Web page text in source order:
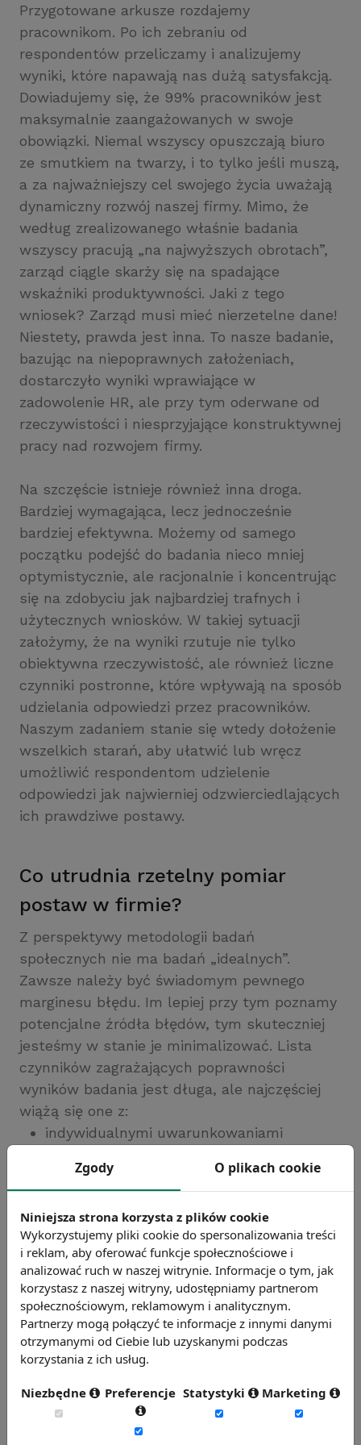
Przygotowane arkusze rozdajemy
pracownikom. Po ich zebraniu od
respondentów przeliczamy i analizujemy
wyniki, które napawają nas dużą satysfakcją.
Dowiadujemy się, że 99% pracowników jest
maksymalnie zaangażowanych w swoje
obowiązki. Niemal wszyscy opuszczają biuro
ze smutkiem na twarzy, i to tylko jeśli muszą,
a za najważniejszy cel swojego życia uważają
dynamiczny rozwój naszej firmy. Mimo, że
według zrealizowanego właśnie badania
wszyscy pracują „na najwyższych obrotach”,
zarząd ciągle skarży się na spadające
wskaźniki produktywności. Jaki z tego
wniosek? Zarząd musi mieć nierzetelne dane!
Niestety, prawda jest inna. To nasze badanie,
bazując na niepoprawnych założeniach,
dostarczyło wyniki wprawiające w
zadowolenie HR, ale przy tym oderwane od
rzeczywistości i niesprzyjające konstruktywnej
pracy nad rozwojem firmy.
Na szczęście istnieje również inna droga.
Bardziej wymagająca, lecz jednocześnie
bardziej efektywna. Możemy od samego
początku podejść do badania nieco mniej
optymistycznie, ale racjonalnie i koncentrując
się na zdobyciu jak najbardziej trafnych i
użytecznych wniosków. W takiej sytuacji
założymy, że na wyniki rzutuje nie tylko
obiektywna rzeczywistość, ale również liczne
czynniki postronne, które wpływają na sposób
udzielania odpowiedzi przez pracowników.
Naszym zadaniem stanie się wtedy dołożenie
wszelkich starań, aby ułatwić lub wręcz
umożliwić respondentom udzielenie
odpowiedzi jak najwierniej odzwierciedlających
ich prawdziwe postawy.
Co utrudnia rzetelny pomiar
postaw w firmie?
Z perspektywy metodologii badań
społecznych nie ma badań „idealnych”.
Zawsze należy być świadomym pewnego
marginesu błędu. Im lepiej przy tym poznamy
potencjalne źródła błędów, tym skuteczniej
jesteśmy w stanie je minimalizować. Lista
czynników zagrażających poprawności
wyników badania jest długa, ale najczęściej
wiążą się one z:
indywidualnymi uwarunkowaniami
respondentów,
uwarunkowaniami zewnętrznymi badania,
przedmiotem badania,
metodą i poziomem metodologicznym
realizacji badania.
Pierwszy z powyższych czynników znajduje
się poza zasięgiem naszej interwencji.
Zazwyczaj nie znamy osobowości,
temperamentu, zdolności poznawczychczy
sytuacji życiowej pracowników
Zgody O plikach cookie
Niniejsza strona korzysta z plików cookie
Wykorzystujemy pliki cookie do spersonalizowania treści
i reklam, aby oferować funkcje społecznościowe i
analizować ruch w naszej witrynie. Informacje o tym, jak
korzystasz z naszej witryny, udostępniamy partnerom
społecznościowym, reklamowym i analitycznym.
Partnerzy mogą połączyć te informacje z innymi danymi
otrzymanymi od Ciebie lub uzyskanymi podczas
korzystania z ich usług.
Niezbędne Preferencje Statystyki Marketing